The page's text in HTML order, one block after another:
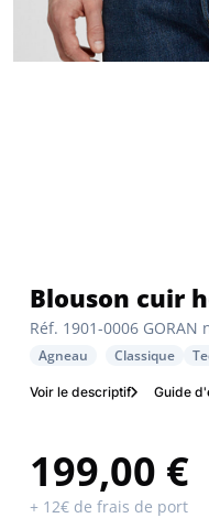
Réf. 1901-0006 GORAN
Blouson cuir
Agneau Classique
Voir le descriptif Guide
199,00 €
+ 12€ de frais de port